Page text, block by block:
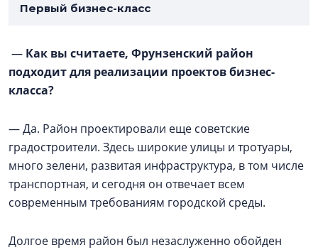
Первый бизнес-класс
— Как вы считаете, Фрунзенский район
подходит для реализации проектов бизнес-
класса?
— Да. Район проектировали еще советские
градостроители. Здесь широкие улицы и тротуары,
много зелени, развитая инфраструктура, в том числе
транспортная, и сегодня он отвечает всем
современным требованиям городской среды.
Долгое время район был незаслуженно обойден